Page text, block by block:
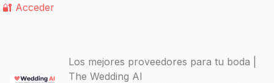
🔐 Acceder
Los mejores proveedores para tu boda |
The Wedding AI